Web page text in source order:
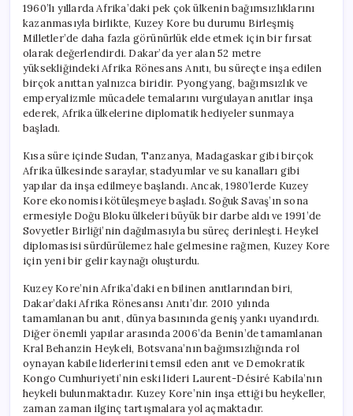
1960’lı yıllarda Afrika’daki pek çok ülkenin bağımsızlıklarını
kazanmasıyla birlikte, Kuzey Kore bu durumu Birleşmiş
Milletler’de daha fazla görünürlük elde etmek için bir fırsat
olarak değerlendirdi. Dakar’da yer alan 52 metre
yüksekliğindeki Afrika Rönesans Anıtı, bu süreçte inşa edilen
birçok anıttan yalnızca biridir. Pyongyang, bağımsızlık ve
emperyalizmle mücadele temalarını vurgulayan anıtlar inşa
ederek, Afrika ülkelerine diplomatik hediyeler sunmaya
başladı.
Kısa süre içinde Sudan, Tanzanya, Madagaskar gibi birçok
Afrika ülkesinde saraylar, stadyumlar ve su kanalları gibi
yapılar da inşa edilmeye başlandı. Ancak, 1980’lerde Kuzey
Kore ekonomisi kötüleşmeye başladı. Soğuk Savaş’ın sona
ermesiyle Doğu Bloku ülkeleri büyük bir darbe aldı ve 1991’de
Sovyetler Birliği’nin dağılmasıyla bu süreç derinleşti. Heykel
diplomasisi sürdürülemez hale gelmesine rağmen, Kuzey Kore
için yeni bir gelir kaynağı oluşturdu.
Kuzey Kore’nin Afrika’daki en bilinen anıtlarından biri,
Dakar’daki Afrika Rönesansı Anıtı’dır. 2010 yılında
tamamlanan bu anıt, dünya basınında geniş yankı uyandırdı.
Diğer önemli yapılar arasında 2006’da Benin’de tamamlanan
Kral Behanzin Heykeli, Botsvana’nın bağımsızlığında rol
oynayan kabile liderlerini temsil eden anıt ve Demokratik
Kongo Cumhuriyeti’nin eski lideri Laurent-Désiré Kabila’nın
heykeli bulunmaktadır. Kuzey Kore’nin inşa ettiği bu heykeller,
zaman zaman ilginç tartışmalara yol açmaktadır.